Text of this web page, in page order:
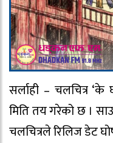
सर्लाही – चलचित्र ‘के
मिति तय गरेको छ ।
चलचित्रले रिलिज डेट